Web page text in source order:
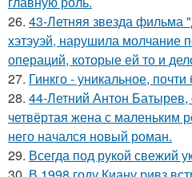
26. 43-Летняя звезда фильма
хэтэуэй, нарушила молчание
операций, которые ей то и
27. Гинкго - уникальное,
28. 44-Летний Антон Батырев,
четвёртая жена с маленьким
него начался новый роман.
29. Всегда под рукой свежий